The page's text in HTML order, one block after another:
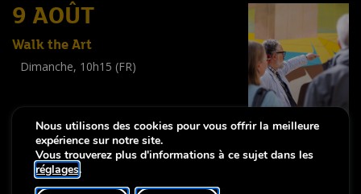
9 AOÛT
Walk the Art
Dimanche, 10h15 (FR)
Notice légale-
Nous utilisons des cookies pour vous offrir la meilleure
expérience sur notre site.
Vous trouverez plus d'informations à ce sujet dans les
réglages.